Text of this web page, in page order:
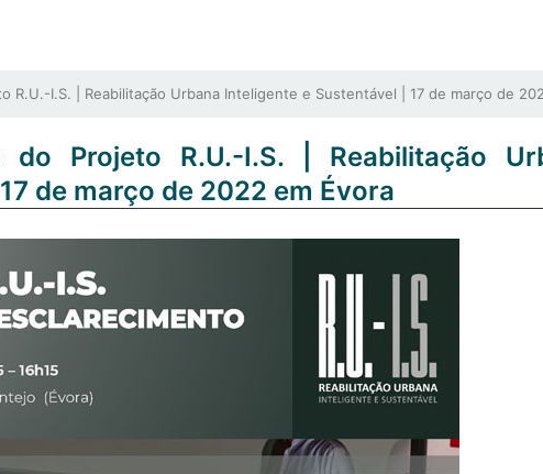
I.S. | Reabilitação Urbana Inteligente e Sustentável | 17 de março de
do Projeto R.U.-I.S. | Reabilitação
de março de 2022 em Évora